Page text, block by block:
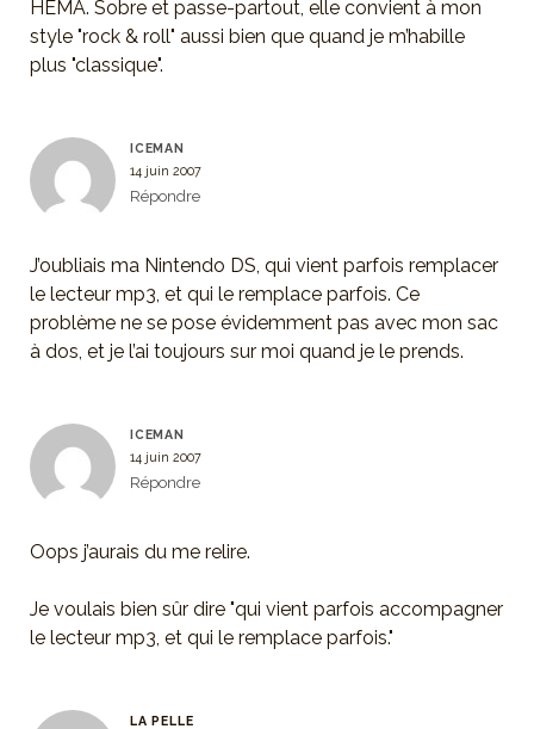
HEMA. Sobre et passe-partout, elle convient à mon
style "rock & roll" aussi bien que quand je m’habille
plus "classique".
ICEMAN
14 juin 2007
Répondre
J’oubliais ma Nintendo DS, qui vient parfois remplacer
le lecteur mp3, et qui le remplace parfois. Ce
problème ne se pose évidemment pas avec mon sac
à dos, et je l’ai toujours sur moi quand je le prends.
ICEMAN
14 juin 2007
Répondre
Oops j’aurais du me relire.
Je voulais bien sûr dire "qui vient parfois accompagner
le lecteur mp3, et qui le remplace parfois."
LA PELLE